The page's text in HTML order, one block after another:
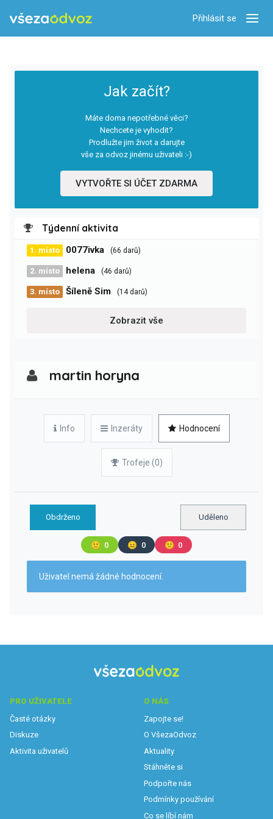
Přihlásit se
Jak začít?
Máte doma nepotřebné věci?
Nechcete je vyhodit?
Prodlužte jim život a darujte
vše za odvoz jinému uživateli :-)
VYTVOŘTE SI ÚČET ZDARMA
Týdenní aktivita
1. místo 0077ivka (66 darů)
2. místo helena (46 darů)
3. místo Šíleně Sim (14 darů)
Zobrazit vše
martin horyna
Info Inzeráty Hodnocení
Trofeje (0)
Obdrženo Uděleno
🙂 0 😐 0 🙁 0
Uživatel nemá žádné hodnocení.
PRO UŽIVATELE
Časté otázky
Diskuze
Aktivita uživatelů
O NÁS
Zapojte se!
O VšezaOdvoz
Aktuality
Stáhněte si
Podpořte nás
Podmínky používání
Co se líbí nám